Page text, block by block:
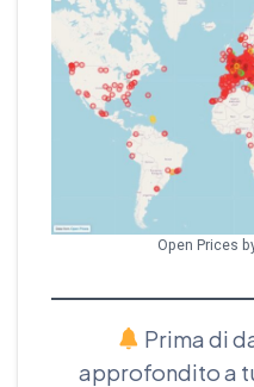
Open Prices
Prima di
approfondito a